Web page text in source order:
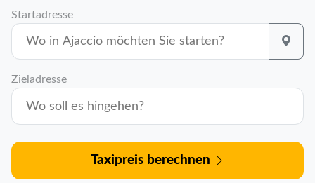
Startadresse
Zieladresse
Taxipreis berechnen